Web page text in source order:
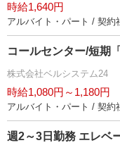
時給1,640円
アルバイト・パート / 契約
コールセンター/短期
株式会社ベルシステム24
時給1,080円～1,180円
アルバイト・パート / 契約
週2～3日勤務 エレベ